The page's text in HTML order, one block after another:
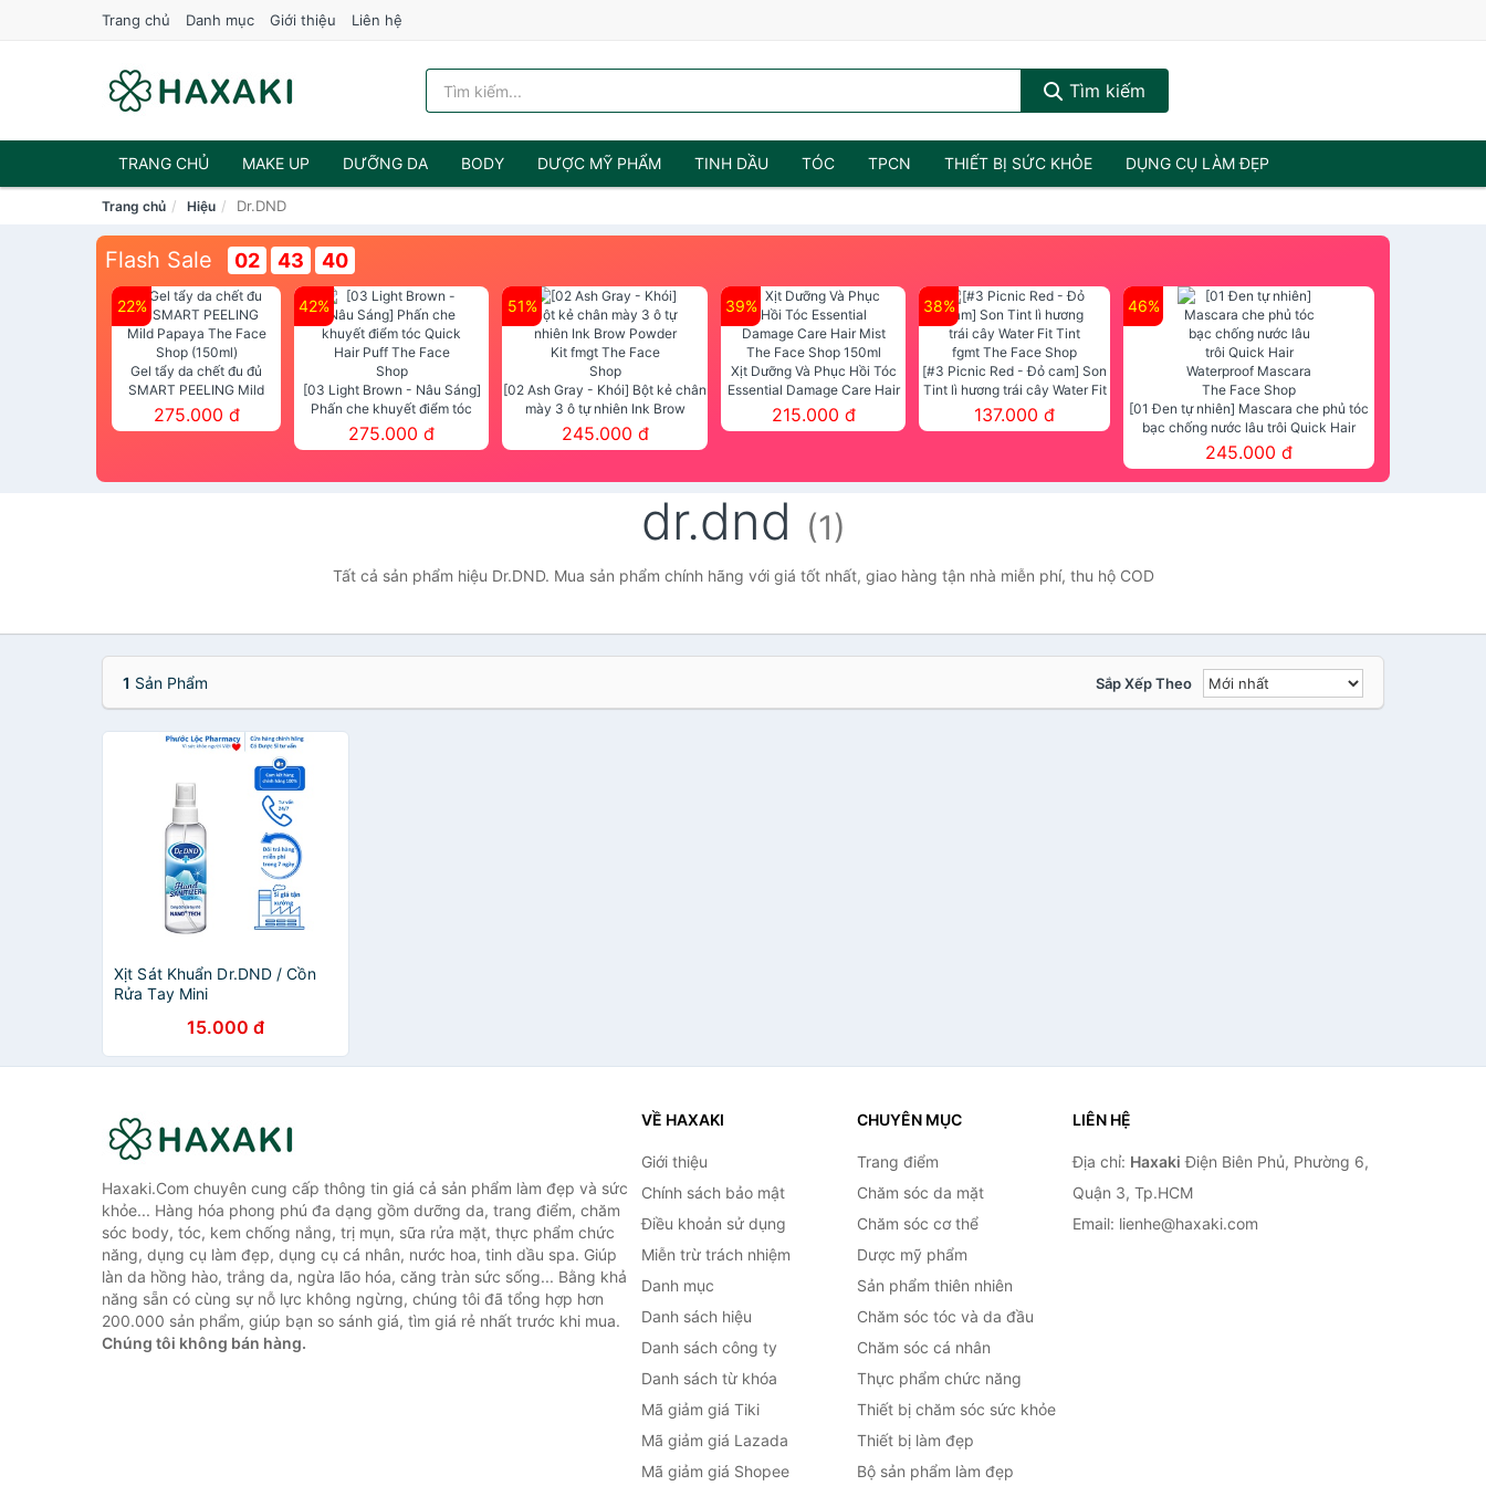
Trang chủ Danh mục Giới thiệu Liên hệ
Tìm kiếm
TRANG CHỦ MAKE UP DƯỠNG DA BODY DƯỢC MỸ PHẨM TINH DẦU TÓC TPCN THIẾT BỊ SỨC KHỎE DỤNG CỤ LÀM ĐẸP
NƯỚC HOA
Trang chủ Hiệu Dr.DND
Flash Sale 02 43 39
22%
Gel tẩy da chết đu đủ
SMART PEELING Mild
Papaya The Face Shop
(150ml)
275.000 đ
42%
[03 Light Brown - Nâu Sáng]
Phấn che khuyết điểm tóc
Quick Hair Puff The Face Shop
275.000 đ
51%
[02 Ash Gray - Khói] Bột kẻ chân
mày 3 ô tự nhiên Ink Brow
Powder Kit fmgt The Face Shop
245.000 đ
39%
Xịt Dưỡng Và Phục Hồi Tóc
Essential Damage Care Hair
Mist The Face Shop 150ml
215.000 đ
38%
[#3 Picnic Red - Đỏ cam] Son
Tint lì hương trái cây Water Fit
Tint fgmt The Face Shop
137.000 đ
46%
[01 Đen tự nhiên] Mascara che phủ tóc
bạc chống nước lâu trôi Quick Hair
Waterproof Mascara The Face Shop
245.000 đ
dr.dnd (1)
Tất cả sản phẩm hiệu Dr.DND. Mua sản phẩm chính hãng với giá tốt nhất, giao hàng tận nhà miễn phí, thu hộ COD
1 Sản Phẩm Sắp Xếp Theo
Xịt Sát Khuẩn Dr.DND / Cồn
Rửa Tay Mini
15.000 đ
Haxaki.Com chuyên cung cấp thông tin giá cả sản phẩm làm đẹp và sức
khỏe... Hàng hóa phong phú đa dạng gồm dưỡng da, trang điểm, chăm
sóc body, tóc, kem chống nắng, trị mụn, sữa rửa mặt, thực phẩm chức
năng, dụng cụ làm đẹp, dụng cụ cá nhân, nước hoa, tinh dầu spa. Giúp
làn da hồng hào, trắng da, ngừa lão hóa, căng tràn sức sống... Bằng khả
năng sẵn có cùng sự nỗ lực không ngừng, chúng tôi đã tổng hợp hơn
200.000 sản phẩm, giúp bạn so sánh giá, tìm giá rẻ nhất trước khi mua.
Chúng tôi không bán hàng.
VỀ HAXAKI
Giới thiệu
Chính sách bảo mật
Điều khoản sử dụng
Miễn trừ trách nhiệm
Danh mục
Danh sách hiệu
Danh sách công ty
Danh sách từ khóa
Mã giảm giá Tiki
Mã giảm giá Lazada
Mã giảm giá Shopee
CHUYÊN MỤC
Trang điểm
Chăm sóc da mặt
Chăm sóc cơ thể
Dược mỹ phẩm
Sản phẩm thiên nhiên
Chăm sóc tóc và da đầu
Chăm sóc cá nhân
Thực phẩm chức năng
Thiết bị chăm sóc sức khỏe
Thiết bị làm đẹp
Bộ sản phẩm làm đẹp
LIÊN HỆ
Địa chỉ: Haxaki Điện Biên Phủ, Phường 6,
Quận 3, Tp.HCM
Email: lienhe@haxaki.com